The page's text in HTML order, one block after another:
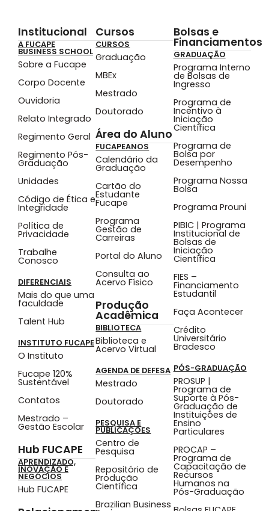
Institucional
A FUCAPE
BUSINESS SCHOOL
Sobre a Fucape
Corpo Docente
Ouvidoria
Relato Integrado
Regimento Geral
Regimento Pós-
Graduação
Unidades
Código de Ética e
Integridade
Política de
Privacidade
Trabalhe
Conosco
DIFERENCIAIS
Mais do que uma
faculdade
Talent Hub
INSTITUTO FUCAPE
O Instituto
Fucape 120%
Sustentável
Contatos
Mestrado –
Gestão Escolar
Hub FUCAPE
APRENDIZADO,
INOVAÇÃO E
NEGÓCIOS
Hub FUCAPE
Cursos
CURSOS
Graduação
MBEx
Mestrado
Doutorado
Área do Aluno
FUCAPEANOS
Calendário da
Graduação
Cartão do
Estudante
Fucape
Programa
Gestão de
Carreiras
Portal do Aluno
Consulta ao
Acervo Físico
Produção
Acadêmica
BIBLIOTECA
Biblioteca e
Acervo Virtual
AGENDA DE DEFESA
Mestrado
Doutorado
PESQUISA E
PUBLICAÇÕES
Centro de
Pesquisa
Repositório de
Produção
Científica
Brazilian Business
Bolsas e
Financiamentos
GRADUAÇÃO
Programa Interno
de Bolsas de
Ingresso
Programa de
Incentivo à
Iniciação
Científica
Programa de
Bolsa por
Desempenho
Programa Nossa
Bolsa
Programa Prouni
PIBIC | Programa
Institucional de
Bolsas de
Iniciação
Científica
FIES –
Financiamento
Estudantil
Faça Acontecer
Crédito
Universitário
Bradesco
PÓS-GRADUAÇÃO
PROSUP |
Programa de
Suporte à Pós-
Graduação de
Instituições de
Ensino
Particulares
PROCAP –
Programa de
Capacitação de
Recursos
Humanos na
Pós-Graduação